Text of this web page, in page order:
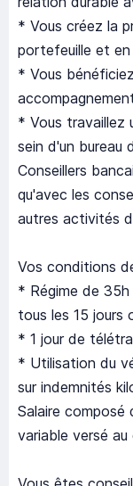
* Vous créez la
portefeuille et
* Vous
* Vous travaillez
sein d'un bureau
Conseillers
qu'avec les
autres activités
Vos conditions
* Régime de 35h
tous les 15 jours
* 1 jour de
* Utilisation du
sur indemnités
Salaire composé
variable versé au